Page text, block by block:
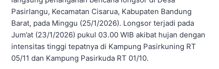
Pasirlangu, Kecamatan Cisarua, Kabupaten Bandung
Barat, pada Minggu (25/1/2026). Longsor terjadi pada
Jum’at (23/1/2026) pukul 03.00 WIB akibat hujan dengan
intensitas tinggi tepatnya di Kampung Pasirkuning RT
05/11 dan Kampung Pasirkuda RT 01/10.